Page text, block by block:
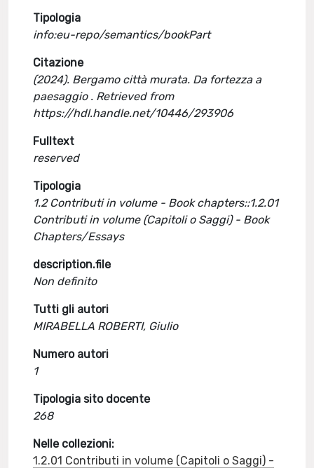
Tipologia
info:eu-repo/semantics/bookPart
Citazione
(2024). Bergamo città murata. Da fortezza a
paesaggio . Retrieved from
https://hdl.handle.net/10446/293906
Fulltext
reserved
Tipologia
1.2 Contributi in volume - Book chapters::1.2.01
Contributi in volume (Capitoli o Saggi) - Book
Chapters/Essays
description.file
Non definito
Tutti gli autori
MIRABELLA ROBERTI, Giulio
Numero autori
1
Tipologia sito docente
268
Nelle collezioni:
1.2.01 Contributi in volume (Capitoli o Saggi) -